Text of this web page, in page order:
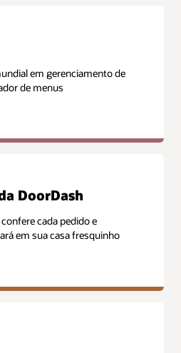
em gerenciamento de
de menus
DoorDash
cada pedido e
em sua casa fresquinho